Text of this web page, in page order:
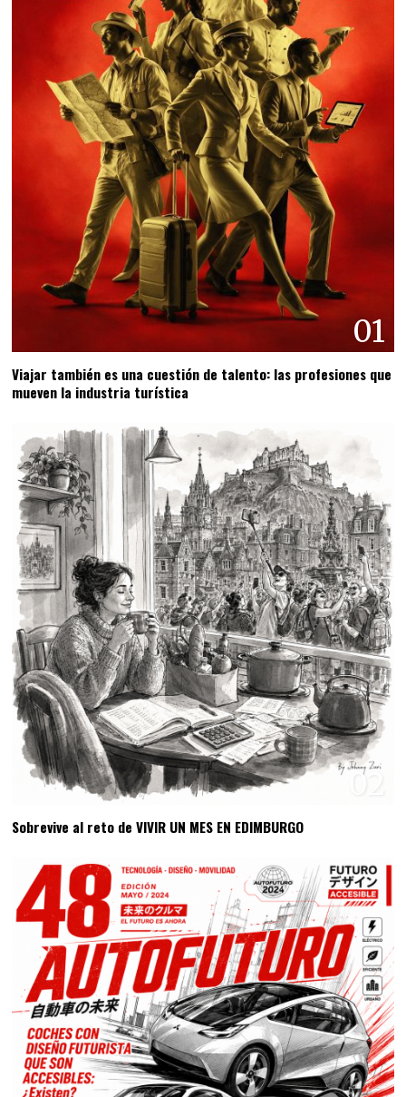
01
Viajar también es una cuestión de talento: las profesiones que
mueven la industria turística
02
Sobrevive al reto de VIVIR UN MES EN EDIMBURGO